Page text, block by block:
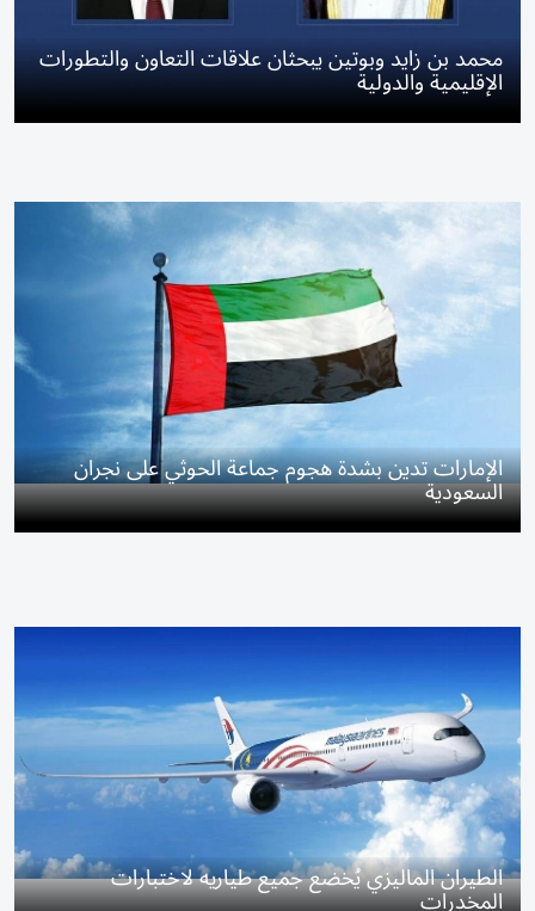
محمد بن زايد وبوتين يبحثان علاقات التعاون والتطورات
الإقليمية والدولية
الإمارات تدين بشدة هجوم جماعة الحوثي على نجران
السعودية
الطيران الماليزي يُخضع جميع طياريه لاختبارات
المخدرات